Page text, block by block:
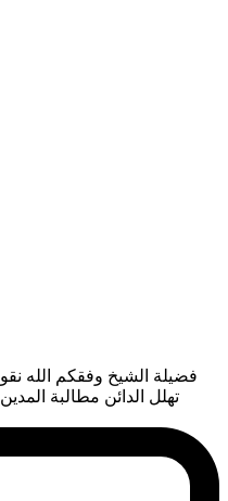
فضيلة الشيخ وفقكم الله
تهلل الدائن مطالبة